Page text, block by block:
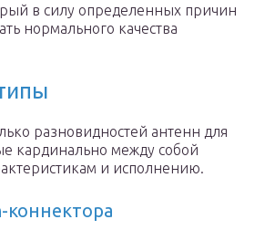
в силу определенных причин
нормального качества
разновидностей антенн для
кардинально между собой
и исполнению.
коннектора